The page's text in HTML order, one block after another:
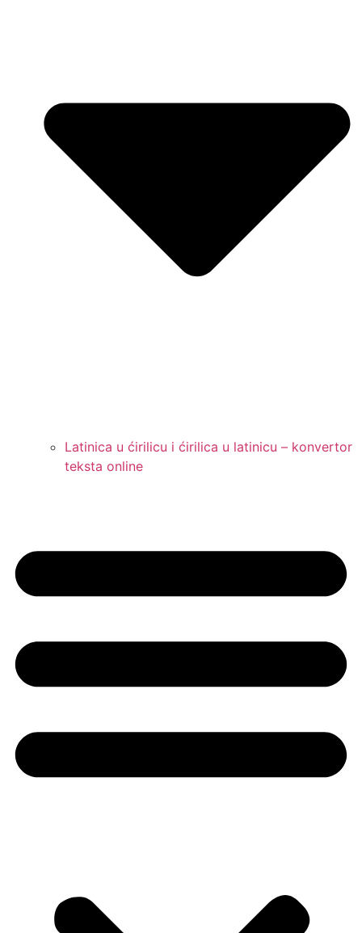
Latinica u ćirilicu i ćirilica u latinicu – konvertor
teksta online